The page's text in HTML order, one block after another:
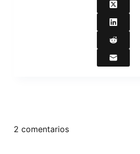
2 comentarios